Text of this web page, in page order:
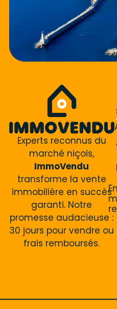
Experts reconnus du
marché niçois,
ImmoVendu
transforme la vente
immobilière en succès
garanti. Notre
promesse audacieuse :
30 jours pour vendre ou
frais remboursés.